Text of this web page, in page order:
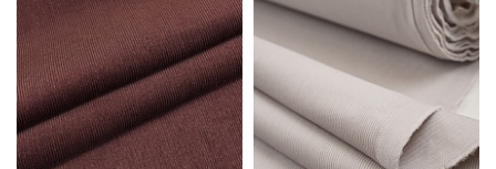
цвета ткани в зависимости от настроек вашего монитора и в
зависимости от партии.